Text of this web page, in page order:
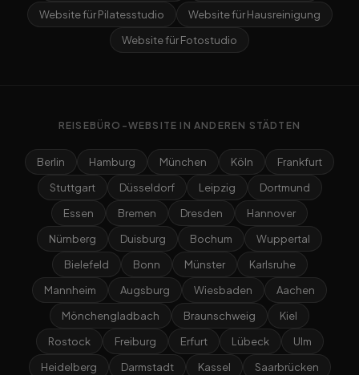
Website für Pilatesstudio
Website für Hausreinigung
Website für Fotostudio
REISEBÜRO-WEBSITE IN ANDEREN STÄDTEN
Berlin Hamburg München Köln
Frankfurt
Stuttgart
Düsseldorf Leipzig
Dortmund
Essen
Bremen Dresden
Hannover
Nürnberg
Duisburg Bochum
Wuppertal
Bielefeld
Bonn Münster
Karlsruhe
Mannheim
Augsburg Wiesbaden
Aachen
Mönchengladbach
Braunschweig
Kiel
Rostock
Freiburg Erfurt Lübeck
Ulm
Heidelberg
Darmstadt Kassel Saarbrücken